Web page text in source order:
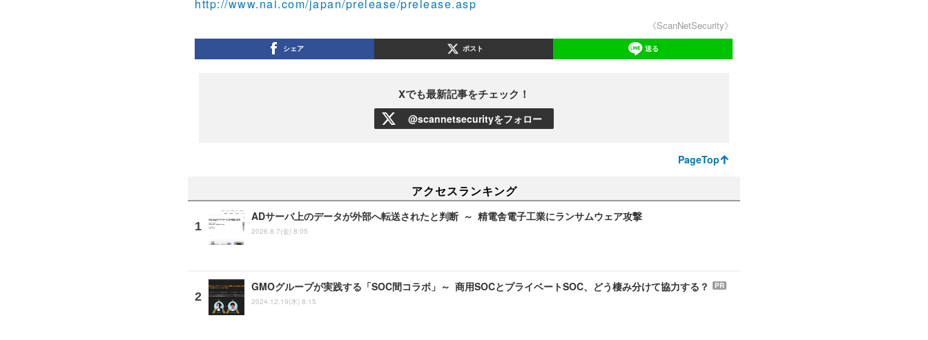
http://www.nai.com/japan/prelease/prelease.asp
《ScanNetSecurity》
シェア ポスト 送る
Xでも最新記事をチェック！
@scannetsecurityをフォロー
PageTop
アクセスランキング
ADサーバ上のデータが外部へ転送されたと判断 ～ 精電舎電子工業にランサムウェア攻撃
2026.8.7(金) 8:05
GMOグループが実践する「SOC間コラボ」～ 商用SOCとプライベートSOC、どう棲み分けて協力する？ PR
2024.12.19(木) 8:15